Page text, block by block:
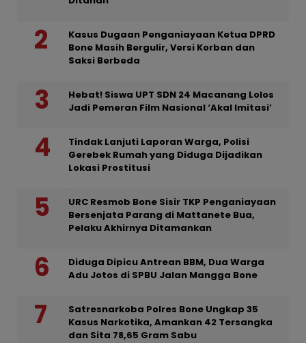
Kasus Dugaan Penganiayaan Ketua DPRD
Bone Masih Bergulir, Versi Korban dan
Saksi Berbeda
Hebat! Siswa UPT SDN 24 Macanang Lolos
Jadi Pemeran Film Nasional ‘Akal Imitasi’
Tindak Lanjuti Laporan Warga, Polisi
Gerebek Rumah yang Diduga Dijadikan
Lokasi Prostitusi
URC Resmob Bone Sisir TKP Penganiayaan
Bersenjata Parang di Mattanete Bua,
Pelaku Akhirnya Ditamankan
Diduga Dipicu Antrean BBM, Dua Warga
Adu Jotos di SPBU Jalan Mangga Bone
Satresnarkoba Polres Bone Ungkap 35
Kasus Narkotika, Amankan 42 Tersangka
dan Sita 78,65 Gram Sabu